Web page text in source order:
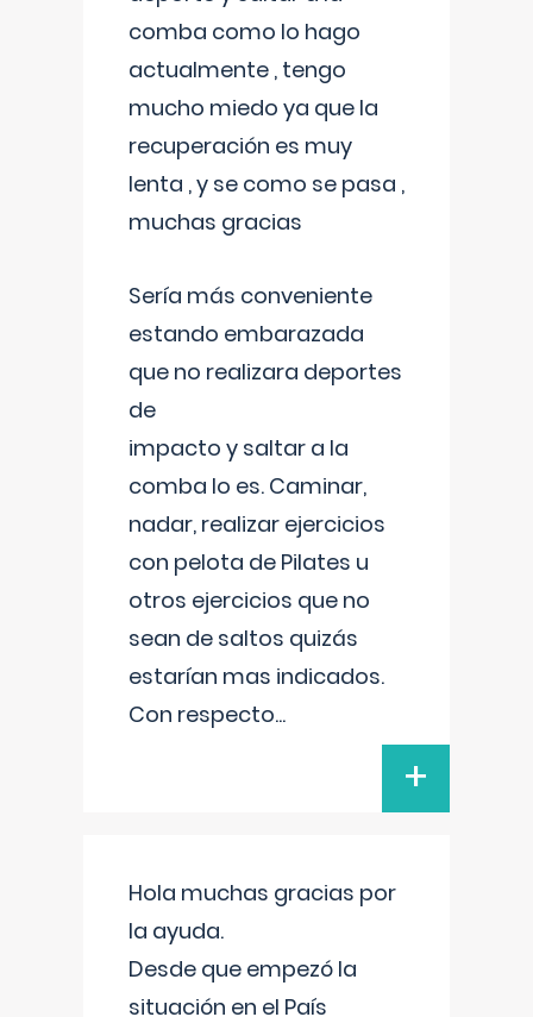
comba como lo hago
actualmente , tengo
mucho miedo ya que la
recuperación es muy
lenta , y se como se pasa ,
muchas gracias
Sería más conveniente
estando embarazada
que no realizara deportes
de
impacto y saltar a la
comba lo es. Caminar,
nadar, realizar ejercicios
con pelota de Pilates u
otros ejercicios que no
sean de saltos quizás
estarían mas indicados.
Con respecto...
+
Hola muchas gracias por
la ayuda.
Desde que empezó la
situación en el País